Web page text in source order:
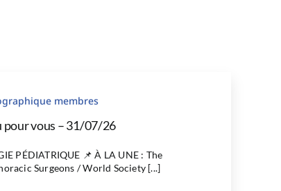
membres
pour vous – 31/07/26
PÉDIATRIQUE 📌 À LA UNE : The
Surgeons / World Society [...]